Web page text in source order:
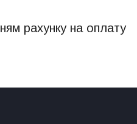
рахунку на оплату